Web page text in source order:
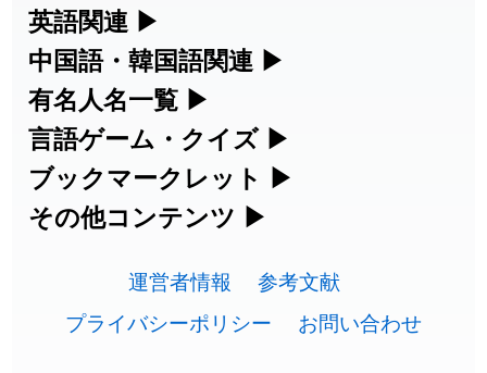
2026-08-06 「
2026-08-06
2026-08-06 」のイメージを追加しました
2026-08-06 「截 」のイメージを追加しました
2026-08-06 「発売 」のイメージを追加しました
2026-08-06 「大筋」のイメージを追加しました
2026-08-06 「 翌朝」のイメージを追加しました User feedback
練習など、日本語学習に役立つツールを
集めています。
人名漢字辞典 - 読み方検索
手書き漢字入力
漢字の書き方・書き順 書き取り練習
ひらがなの書き方・書き順
部首・画数別の漢字一覧、熟語辞典、地
名・駅名検索など、各種リファレンスツ
ールです。
部首画数別漢字一覧
常用漢字一覧
画数別なまえ漢字一覧
英語関連 ▶
カタカナ語・略語の意味検索、発音記
号、リスニング練習など英語学習ツール
です。
カタカナ語の意味・発音・類語辞典
英語の発音記号一覧
英単語リスニングテスト
中国語・韓国語関連 ▶
中国語のピンイン変換、韓国語の手書き
入力など、アジア言語学習ツールです。
手書き中国語入力 変換ツール
韓国語手書き入力
有名人名一覧 ▶
海外セレブやスポーツ選手の名前の読み
方・発音を確認できます。
海外有名人の苗字・名前一覧と発音
プレミアリーグ選手名一覧
言語ゲーム・クイズ ▶
四字熟語パズルや漢字クイズなど、楽し
みながら学べるゲームです。
有名人名前読みクイズ（毎日更新）
ブックマークレット ▶
ブラウザに登録して、どのサイトからで
す。
漢字読み方検索ブックマークレット
その他コンテンツ ▶
その他の便利ツールです。
絵文字の意味と使い方
運営者情報
参考文献
プライバシーポリシー
お問い合わせ